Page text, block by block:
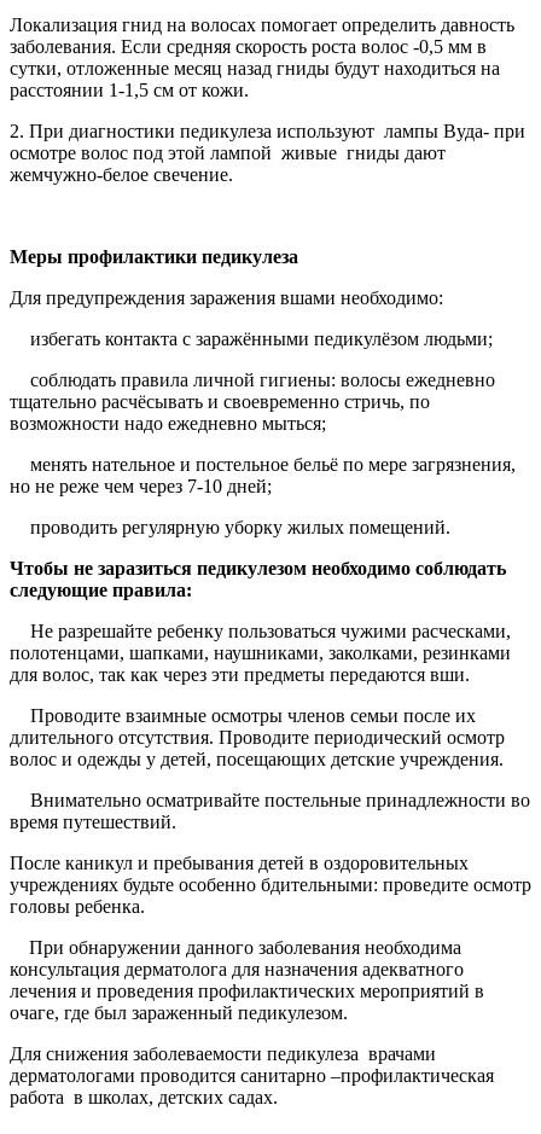
Локализация гнид на волосах помогает определить давность
заболевания. Если средняя скорость роста волос -0,5 мм в
сутки, отложенные месяц назад гниды будут находиться на
расстоянии 1-1,5 см от кожи.
2. При диагностики педикулеза используют лампы Вуда- при
осмотре волос под этой лампой живые гниды дают
жемчужно-белое свечение.
Меры профилактики педикулеза
Для предупреждения заражения вшами необходимо:
контакта с заражёнными педикулёзом людьми;
правила личной гигиены: волосы ежедневно
тщательно расчёсывать и своевременно стричь, по
возможности надо ежедневно мыться;
нательное и постельное бельё по мере загрязнения,
но не реже чем через 7-10 дней;
регулярную уборку жилых помещений.
Чтобы не заразиться педикулезом необходимо соблюдать
следующие правила:
разрешайте ребенку пользоваться чужими расческами,
полотенцами, шапками, наушниками, заколками, резинками
для волос, так как через эти предметы передаются вши.
взаимные осмотры членов семьи после их
длительного отсутствия. Проводите периодический осмотр
волос и одежды у детей, посещающих детские учреждения.
осматривайте постельные принадлежности во
время путешествий.
После каникул и пребывания детей в оздоровительных
учреждениях будьте особенно бдительными: проведите осмотр
головы ребенка.
При обнаружении данного заболевания необходима
консультация дерматолога для назначения адекватного
лечения и проведения профилактических мероприятий в
очаге, где был зараженный педикулезом.
Для снижения заболеваемости педикулеза врачами
дерматологами проводится санитарно –профилактическая
работа в школах, детских садах.